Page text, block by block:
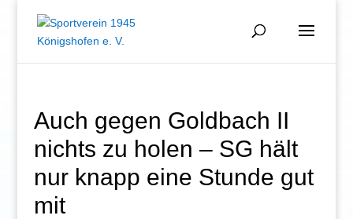
Auch gegen Goldbach II
nichts zu holen – SG hält
nur knapp eine Stunde gut
mit